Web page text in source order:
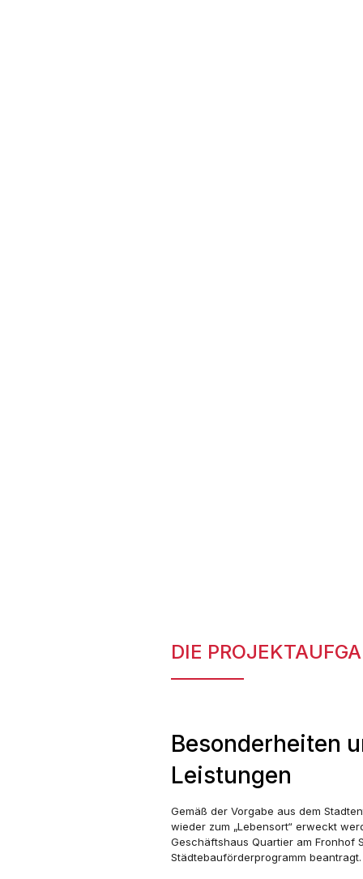
DIE
Besonderheiten
Leistungen
Gemäß der Vorgabe aus dem
wieder zum „Lebensort“ erweckt
Geschäftshaus Quartier am Fronhof
Städtebauförderprogramm beantragt.